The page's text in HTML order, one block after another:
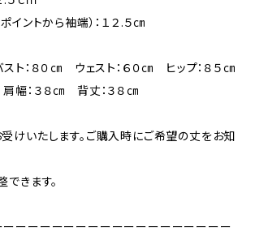
イントから袖端）：１２.５㎝
ト：８０㎝ ウェスト：６０㎝ ヒップ：８５㎝
㎝ 背丈：３８㎝
けいたします。ご購入時にご希望の丈をお知
きます。
ーーーーーーーーーーーーーーーーーー